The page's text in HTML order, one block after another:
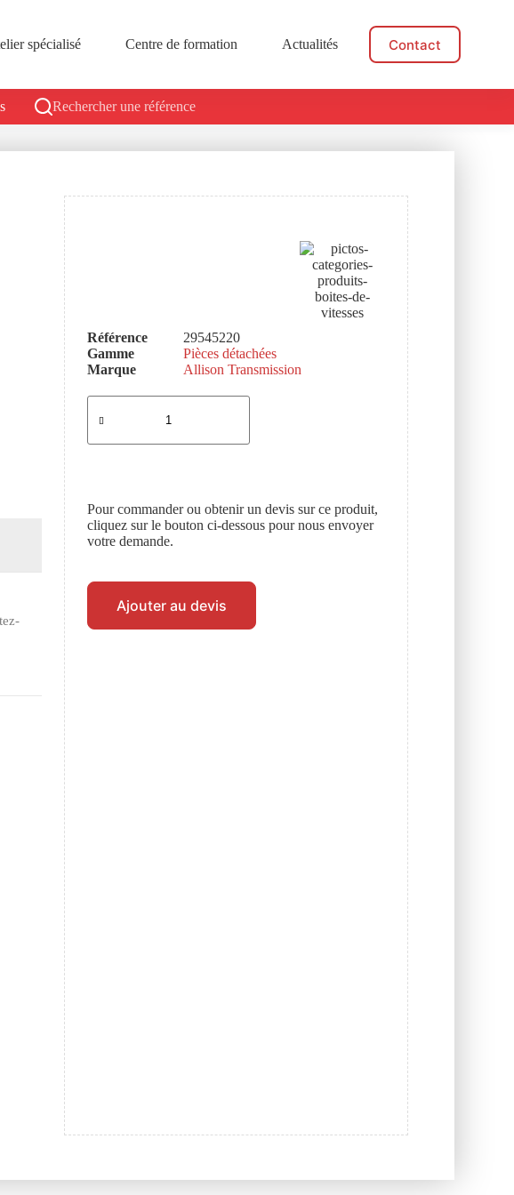
spécialisé Centre de formation Actualités Contact
Rechercher une référence
Référence
29545220
Gamme
Pièces détachées
Marque
Allison Transmission
Pour commander ou obtenir un devis sur ce produit,
cliquez sur le bouton ci-dessous pour nous envoyer
votre demande.
Ajouter au devis